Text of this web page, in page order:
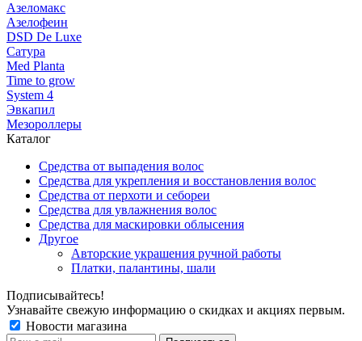
Азеломакс
Азелофеин
DSD De Luxe
Сатура
Med Planta
Time to grow
System 4
Эвкапил
Мезороллеры
Каталог
Средства от выпадения волос
Средства для укрепления и восстановления волос
Средства от перхоти и себореи
Средства для увлажнения волос
Средства для маскировки облысения
Другое
Авторские украшения ручной работы
Платки, палантины, шали
Подписывайтесь!
Узнавайте свежую информацию о скидках и акциях первым.
Новости магазина